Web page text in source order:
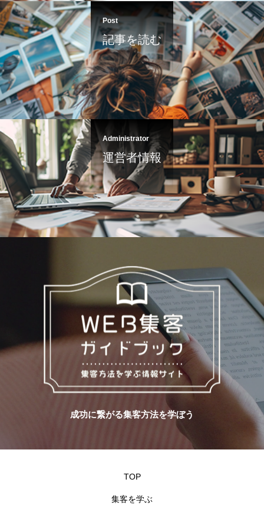
Post
記事を読む
Administrator
運営者情報
成功に繋がる集客方法を学ぼう
TOP
集客を学ぶ